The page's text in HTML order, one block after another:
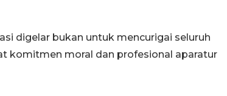
digelar bukan untuk mencurigai seluruh
komitmen moral dan profesional aparatur